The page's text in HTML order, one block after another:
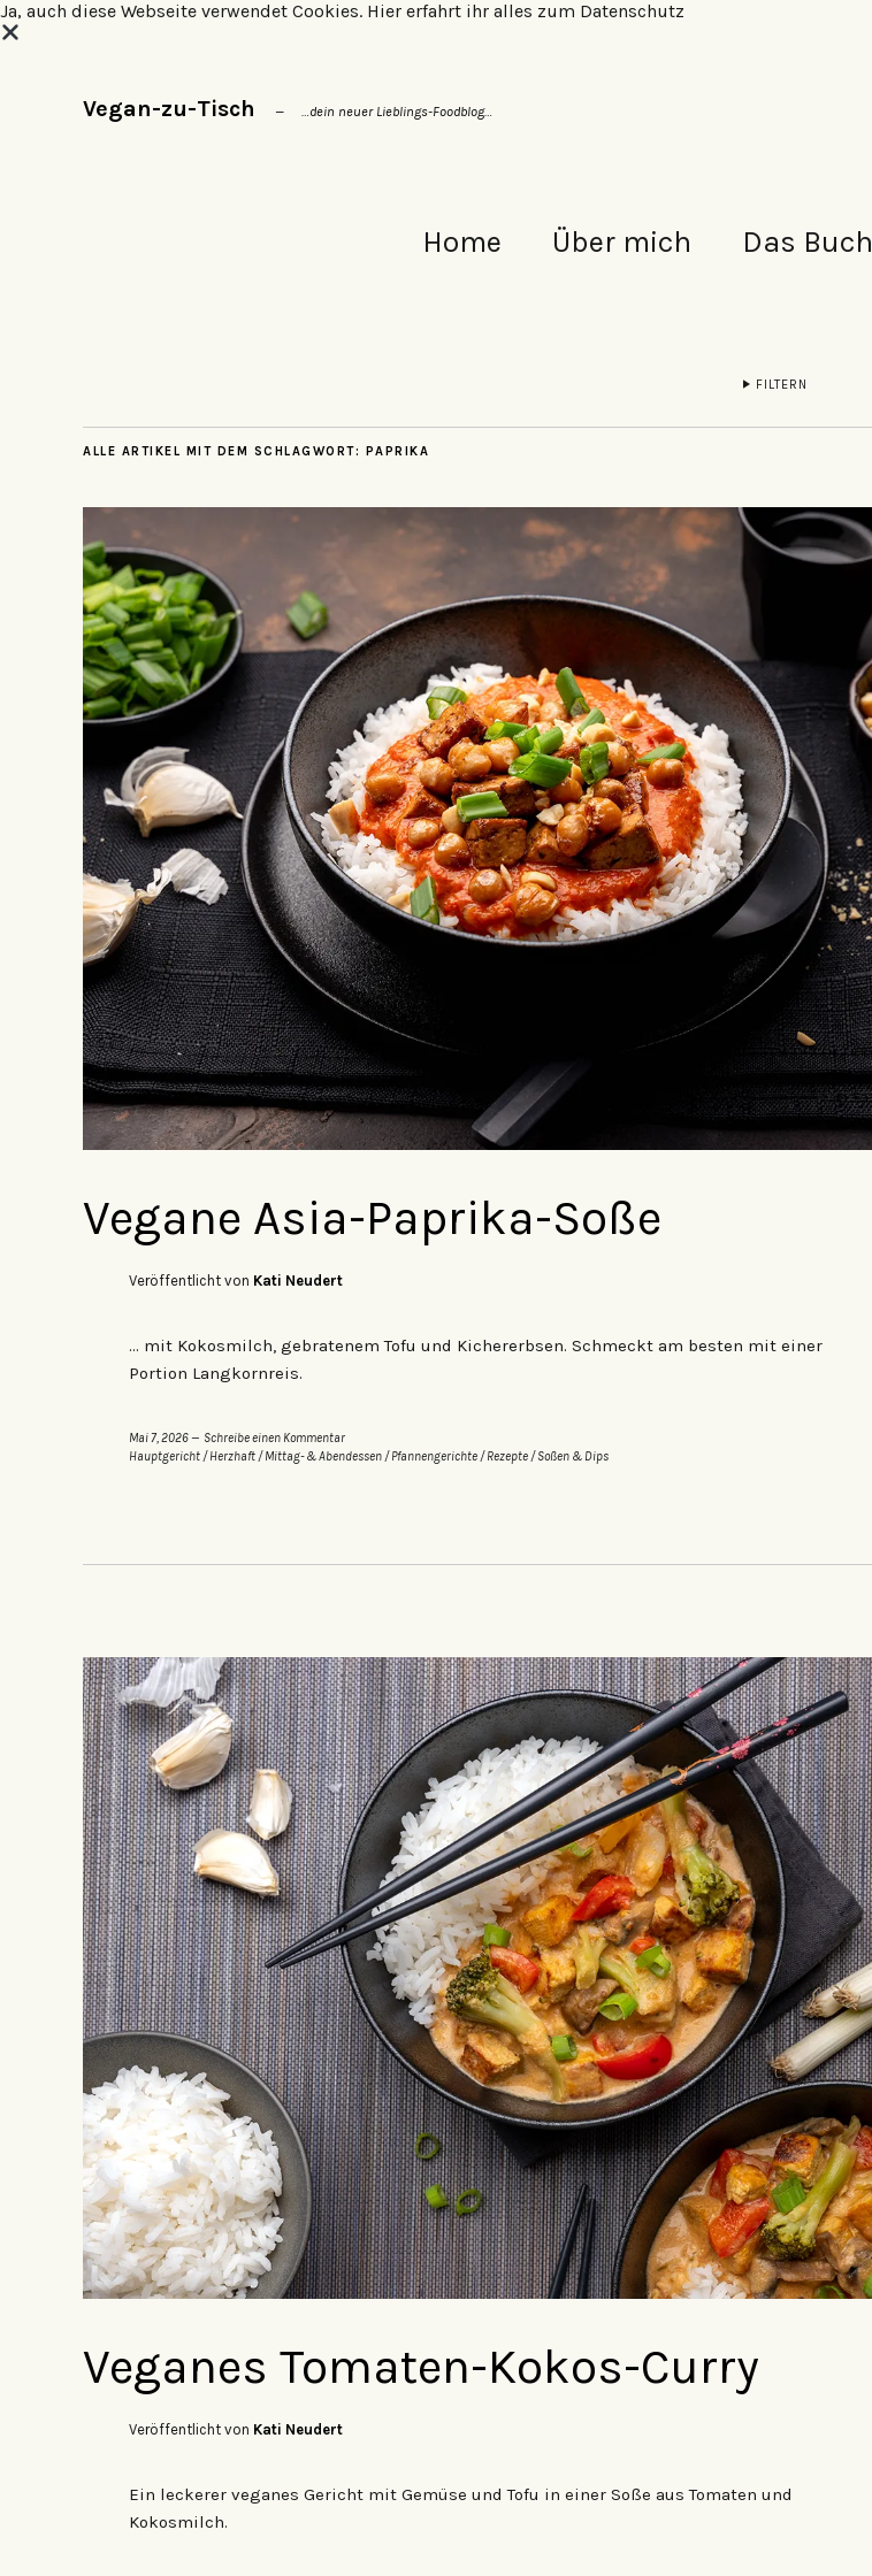
Ja, auch diese Webseite verwendet Cookies. Hier erfahrt ihr alles zum Datenschutz
Vegan-zu-Tisch …dein neuer Lieblings-Foodblog…
Home Über mich Das Buch
FILTERN
ALLE ARTIKEL MIT DEM SCHLAGWORT: PAPRIKA
Vegane Asia-Paprika-Soße
Veröffentlicht von Kati Neudert
… mit Kokosmilch, gebratenem Tofu und Kichererbsen. Schmeckt am besten mit einer
Portion Langkornreis.
Mai 7, 2026
Schreibe einen Kommentar
Hauptgericht /Herzhaft /Mittag- & Abendessen /Pfannengerichte /Rezepte /Soßen & Dips
Veganes Tomaten-Kokos-Curry
Veröffentlicht von Kati Neudert
Ein leckerer veganes Gericht mit Gemüse und Tofu in einer Soße aus Tomaten und
Kokosmilch.